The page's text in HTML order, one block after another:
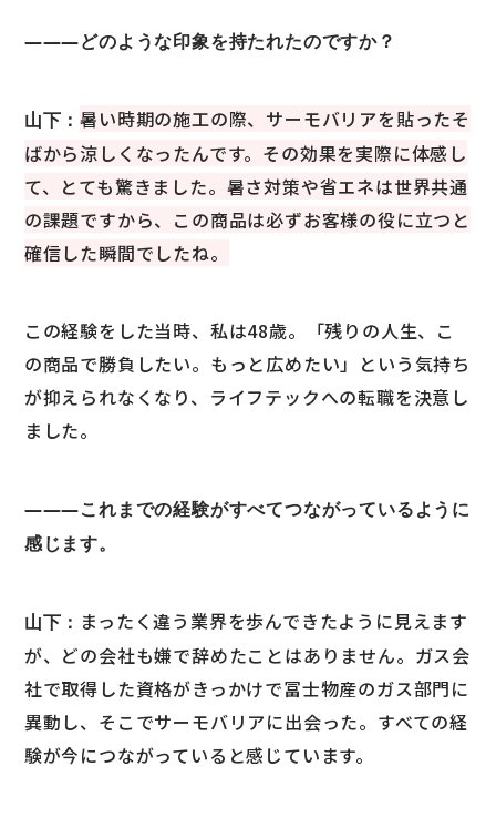
―――どのような印象を持たれたのですか？
山下：暑い時期の施工の際、サーモバリアを貼ったそ
ばから涼しくなったんです。その効果を実際に体感し
て、とても驚きました。暑さ対策や省エネは世界共通
の課題ですから、この商品は必ずお客様の役に立つと
確信した瞬間でしたね。
この経験をした当時、私は48歳。「残りの人生、こ
の商品で勝負したい。もっと広めたい」という気持ち
が抑えられなくなり、ライフテックへの転職を決意し
ました。
―――これまでの経験がすべてつながっているように
感じます。
山下： まったく違う業界を歩んできたように見えます
が、どの会社も嫌で辞めたことはありません。ガス会
社で取得した資格がきっかけで冨士物産のガス部門に
異動し、そこでサーモバリアに出会った。すべての経
験が今につながっていると感じています。